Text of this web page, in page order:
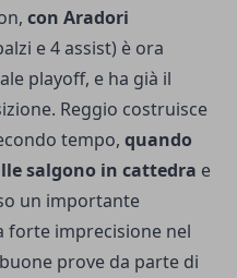
con Aradori
e 4 assist) è ora
playoff, e ha già il
Reggio costruisce
tempo, quando
salgono in cattedra e
un importante
forte imprecisione nel
prove da parte di